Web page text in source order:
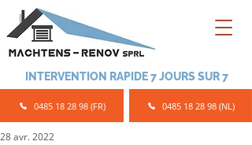
INTERVENTION RAPIDE 7 JOURS SUR 7
0485 18 28 98 (FR) 0485 18 28 98 (NL)
28 avr. 2022